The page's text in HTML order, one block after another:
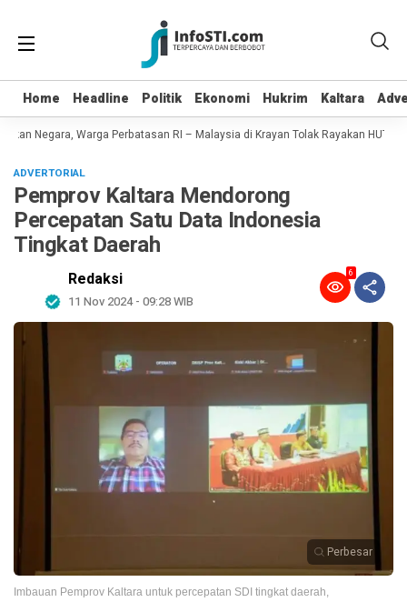
Home Headline Politik Ekonomi Hukrim Kaltara
Home Headline Politik Ekonomi Hukrim Kaltara
Negara, Warga Perbatasan RI – Malaysia di Krayan Tolak Rayakan HUT RI 81
ADVERTORIAL
Pemprov Kaltara Mendorong
Percepatan Satu Data Indonesia
Tingkat Daerah
Redaksi
11 Nov 2024 - 09:28 WIB
6
Perbesar
Imbauan Pemprov Kaltara untuk percepatan SDI tingkat daerah,